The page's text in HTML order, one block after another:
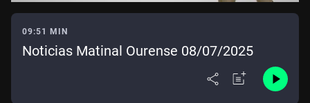
09:51 MIN
Noticias Matinal Ourense 08/07/2025